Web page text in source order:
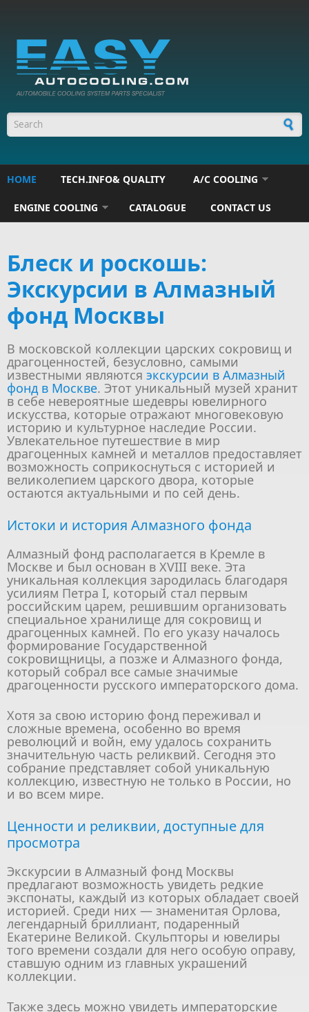
Search form
HOME TECH.INFO& QUALITY A/C COOLING
ENGINE COOLING CATALOGUE CONTACT US
Блеск и роскошь:
Экскурсии в Алмазный
фонд Москвы
В московской коллекции царских сокровищ и
драгоценностей, безусловно, самыми
известными являются экскурсии в Алмазный
фонд в Москве. Этот уникальный музей хранит
в себе невероятные шедевры ювелирного
искусства, которые отражают многовековую
историю и культурное наследие России.
Увлекательное путешествие в мир
драгоценных камней и металлов предоставляет
возможность соприкоснуться с историей и
великолепием царского двора, которые
остаются актуальными и по сей день.
Истоки и история Алмазного фонда
Алмазный фонд располагается в Кремле в
Москве и был основан в XVIII веке. Эта
уникальная коллекция зародилась благодаря
усилиям Петра I, который стал первым
российским царем, решившим организовать
специальное хранилище для сокровищ и
драгоценных камней. По его указу началось
формирование Государственной
сокровищницы, а позже и Алмазного фонда,
который собрал все самые значимые
драгоценности русского императорского дома.
Хотя за свою историю фонд переживал и
сложные времена, особенно во время
революций и войн, ему удалось сохранить
значительную часть реликвий. Сегодня это
собрание представляет собой уникальную
коллекцию, известную не только в России, но
и во всем мире.
Ценности и реликвии, доступные для
просмотра
Экскурсии в Алмазный фонд Москвы
предлагают возможность увидеть редкие
экспонаты, каждый из которых обладает своей
историей. Среди них — знаменитая Орлова,
легендарный бриллиант, подаренный
Екатерине Великой. Скульпторы и ювелиры
того времени создали для него особую оправу,
ставшую одним из главных украшений
коллекции.
Также здесь можно увидеть императорские